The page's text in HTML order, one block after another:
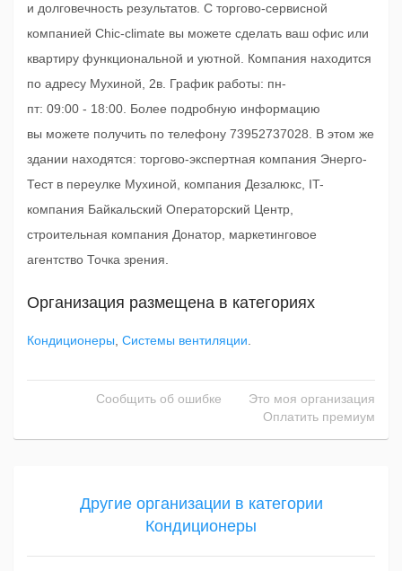
и долговечность результатов. C торгово-сервисной
компанией Chic-climate вы можете сделать ваш офис или
квартиру функциональной и уютной. Компания находится
по адресу Мухиной, 2в. График работы: пн-
пт: 09:00 - 18:00. Более подробную информацию
вы можете получить по телефону 73952737028. В этом же
здании находятся: торгово-экспертная компания Энерго-
Тест в переулке Мухиной, компания Дезалюкс, IT-
компания Байкальский Операторский Центр,
строительная компания Донатор, маркетинговое
агентство Точка зрения.
Организация размещена в категориях
Кондиционеры Системы вентиляции
Сообщить об ошибке
Это моя организация
Оплатить премиум
Другие организации в категории
Кондиционеры